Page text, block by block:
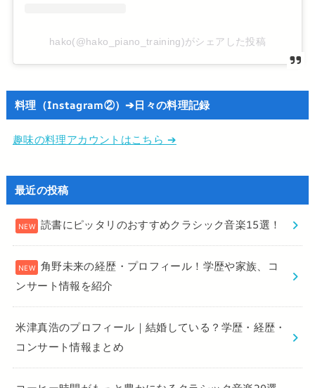
hako(@hako_piano_training)がシェアした投稿
料理（Instagram②）➔日々の料理記録
趣味の料理アカウントはこちら ➔
最近の投稿
読書にピッタリのおすすめクラシック音楽15選！
角野未来の経歴・プロフィール！学歴や家族、コ
ンサート情報を紹介
米津真浩のプロフィール｜結婚している？学歴・経歴・
コンサート情報まとめ